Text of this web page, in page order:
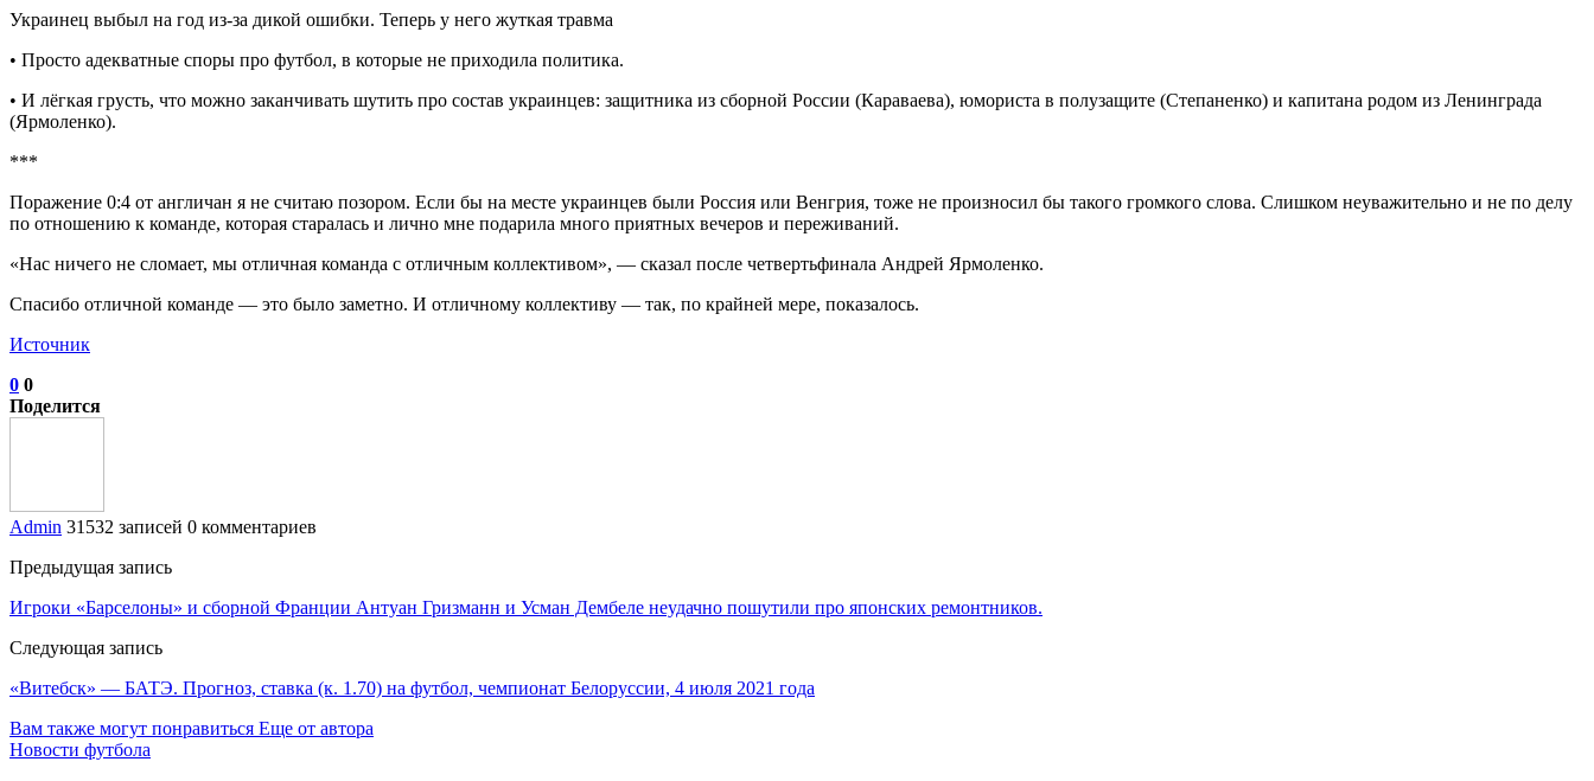
Украинец выбыл на год из-за дикой ошибки. Теперь у него жуткая травма
• Просто адекватные споры про футбол, в которые не приходила политика.
• И лёгкая грусть, что можно заканчивать шутить про состав украинцев: защитника из сборной России (Караваева), юмориста в полузащите (Степаненко) и капитана родом из Ленинграда
(Ярмоленко).
***
Поражение 0:4 от англичан я не считаю позором. Если бы на месте украинцев были Россия или Венгрия, тоже не произносил бы такого громкого слова. Слишком неуважительно и не по делу
по отношению к команде, которая старалась и лично мне подарила много приятных вечеров и переживаний.
«Нас ничего не сломает, мы отличная команда с отличным коллективом», — сказал после четвертьфинала Андрей Ярмоленко.
Спасибо отличной команде — это было заметно. И отличному коллективу — так, по крайней мере, показалось.
Источник
0 0
Поделится
Admin 31532 записей 0 комментариев
Предыдущая запись
Игроки «Барселоны» и сборной Франции Антуан Гризманн и Усман Дембеле неудачно пошутили про японских ремонтников.
Следующая запись
«Витебск» — БАТЭ. Прогноз, ставка (к. 1.70) на футбол, чемпионат Белоруссии, 4 июля 2021 года
Вам также могут понравиться Еще от автора
Новости футбола